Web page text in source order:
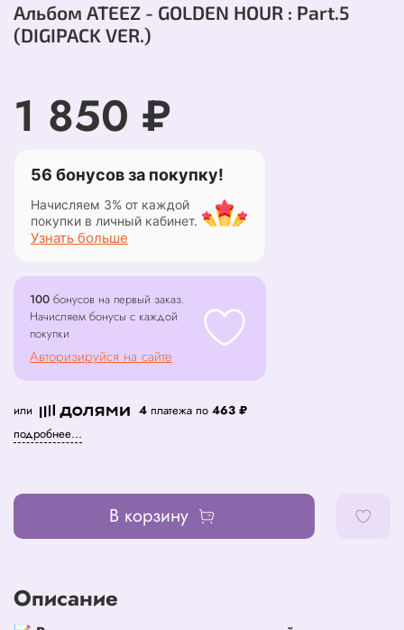
Альбом ATEEZ - GOLDEN HOUR : Part.5
(DIGIPACK VER.)
1 850 ₽
56 бонусов за покупку!
Начисляем 3% от каждой
покупки в личный кабинет.
Узнать больше
100 бонусов на первый заказ.
Начисляем бонусы с каждой
покупки
Авторизируйся на сайте
или 4 платежа по 463 ₽
подробнее...
В корзину
Описание